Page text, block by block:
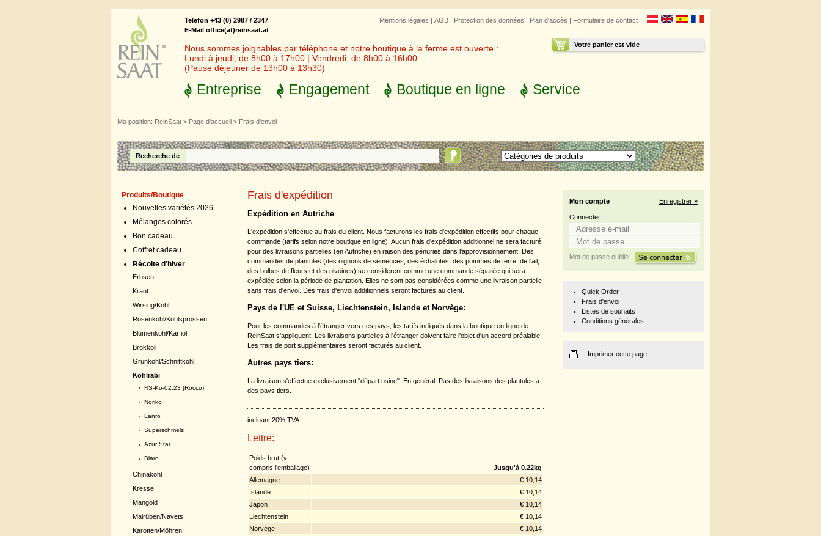
Mentions légales | AGB | Protection des données | Plan d'accès | Formulaire de contact
Votre panier est vide
Telefon +43 (0) 2987 / 2347
E-Mail office(at)reinsaat.at
Nous sommes joignables par téléphone et notre boutique à la ferme est ouverte :
Lundi à jeudi, de 8h00 à 17h00 | Vendredi, de 8h00 à 16h00
(Pause déjeuner de 13h00 à 13h30)
Entreprise Engagement Boutique en ligne Service
Ma position: ReinSaat > Page d'accueil > Frais d'envoi
Recherche de
Produits/Boutique
Nouvelles variétés 2026
Mélanges colorés
Bon cadeau
Coffret cadeau
Récolte d’hiver
Erbsen
Kraut
Wirsing/Kohl
Rosenkohl/Kohlsprossen
Blumenkohl/Karfiol
Brokkoli
Grünkohl/Schnittkohl
Kohlrabi
› RS-Ko-02.23 (Rocco)
› Noriko
› Lanro
› Superschmelz
› Azur Star
› Blaro
Chinakohl
Kresse
Mangold
Mairüben/Navets
Karotten/Möhren
Frais d'expédition
Expédition en Autriche
L'expédition s'effectue au frais du client. Nous facturons les frais d'expédition effectifs pour chaque
commande (tarifs selon notre boutique en ligne). Aucun frais d'expédition additionnel ne sera facturé
pour des livraisons partielles (en Autriche) en raison des pénuries dans l'approvisionnement. Des
commandes de plantules (des oignons de semences, des échalotes, des pommes de terre, de l'ail,
des bulbes de fleurs et des pivoines) se considèrent comme une commande séparée qui sera
expédiée selon la période de plantation. Elles ne sont pas considérées comme une livraison partielle
sans frais d'envoi. Des frais d'envoi additionnels seront facturés au client.
Pays de l'UE et Suisse, Liechtenstein, Islande et Norvège:
Pour les commandes à l'étranger vers ces pays, les tarifs indiqués dans la boutique en ligne de
ReinSaat s'appliquent. Les livraisons partielles à l'étranger doivent faire l'objet d'un accord préalable.
Les frais de port supplémentaires seront facturés au client.
Autres pays tiers:
La livraison s'effectue exclusivement "départ usine". En général: Pas des livraisons des plantules à
des pays tiers.
incluant 20% TVA.
Lettre:
Poids brut (y
compris l'emballage)
Jusqu'à 0.22kg
Allemagne
€ 10,14
Islande
€ 10,14
Japon
€ 10,14
Liechtenstein
€ 10,14
Norvège
€ 10,14
Mon compte Enregistrer »
Connecter
Mot de passe oublié
Quick Order
Frais d'envoi
Listes de souhaits
Conditions générales
Imprimer cette page